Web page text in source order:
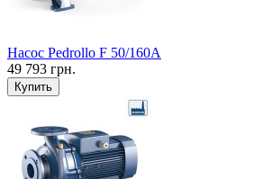
Насос Pedrollo F 50/160A
49 793 грн.
Купить